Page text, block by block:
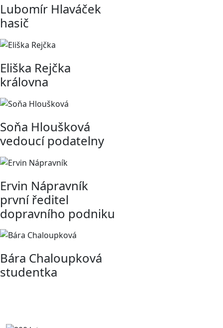
Lubomír Hlaváček
hasič
Eliška Rejčka
královna
Soňa Hloušková
vedoucí podatelny
Ervin Nápravník
první ředitel
dopravního podniku
Bára Chaloupková
studentka